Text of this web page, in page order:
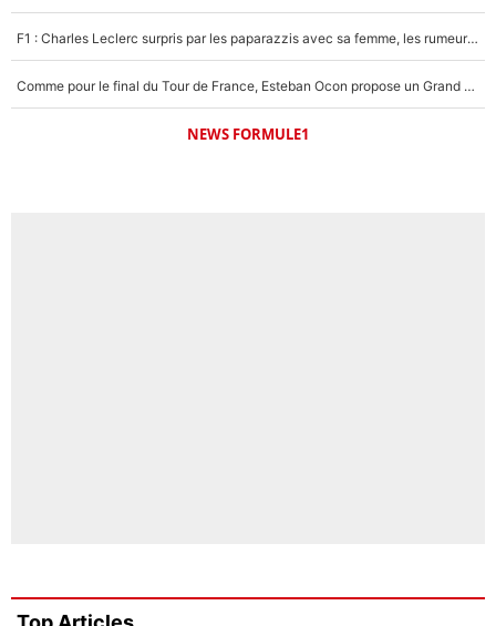
F1 : Charles Leclerc surpris par les paparazzis avec sa femme, les rumeurs étaient vraies !
Comme pour le final du Tour de France, Esteban Ocon propose un Grand Prix de Formule 1 à Paris : «Autour de l’Arc de Triomphe, ce serait génial» !
NEWS FORMULE1